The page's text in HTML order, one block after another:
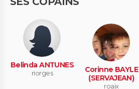
Belinda ANTUNES
riorges
Corinne BAYLE
(SERVAJEAN)
roaix